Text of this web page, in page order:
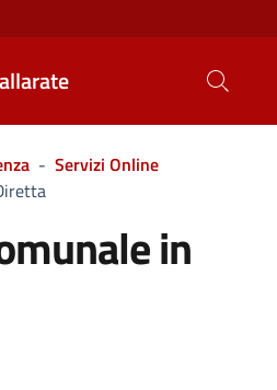
- Servizi Online
in